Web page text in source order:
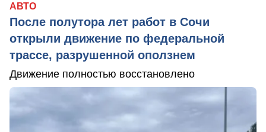
АВТО
После полутора лет работ в Сочи
открыли движение по федеральной
трассе, разрушенной оползнем
Движение полностью восстановлено